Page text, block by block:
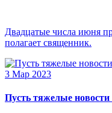
Двадцатые числа июня
полагает священник.
3 Мар 2023
Пусть тяжелые новости